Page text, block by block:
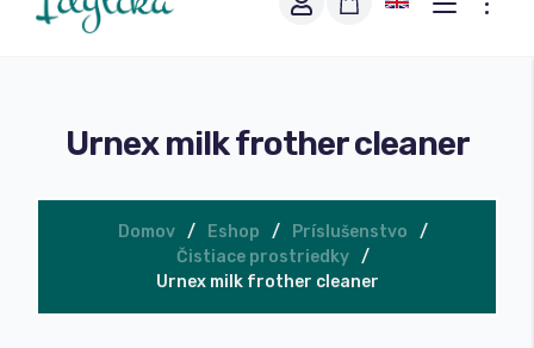
Vhodná na espresso
Urnex milk frother cleaner
Domov Eshop
Príslušenstvo
Čistiace prostriedky
Urnex milk frother cleaner